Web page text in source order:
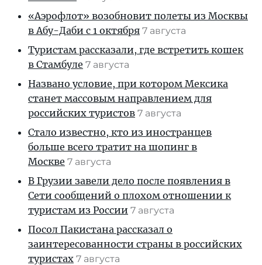
«Аэрофлот» возобновит полеты из Москвы
в Абу-Даби с 1 октября 7 августа
Туристам рассказали, где встретить кошек
в Стамбуле 7 августа
Названо условие, при котором Мексика
станет массовым направлением для
российских туристов 7 августа
Стало известно, кто из иностранцев
больше всего тратит на шопинг в
Москве 7 августа
В Грузии завели дело после появления в
Сети сообщений о плохом отношении к
туристам из России 7 августа
Посол Пакистана рассказал о
заинтересованности страны в российских
туристах 7 августа